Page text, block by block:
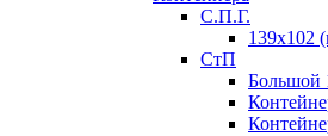
С.П.Г.
139х102
СтП
Большой